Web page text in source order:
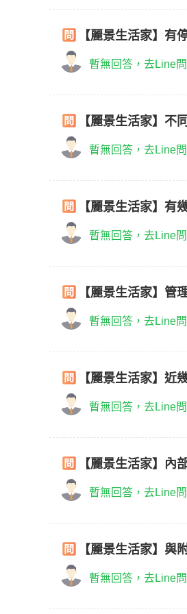
【麗景生活家】有
暫無回答，去Line問
【麗景生活家】不
暫無回答，去Line問
【麗景生活家】有
暫無回答，去Line問
【麗景生活家】管
暫無回答，去Line問
【麗景生活家】近
暫無回答，去Line問
【麗景生活家】內
暫無回答，去Line問
【麗景生活家】與
暫無回答，去Line問